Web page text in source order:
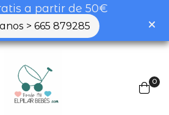
a partir de 50€
> 665 879285
0